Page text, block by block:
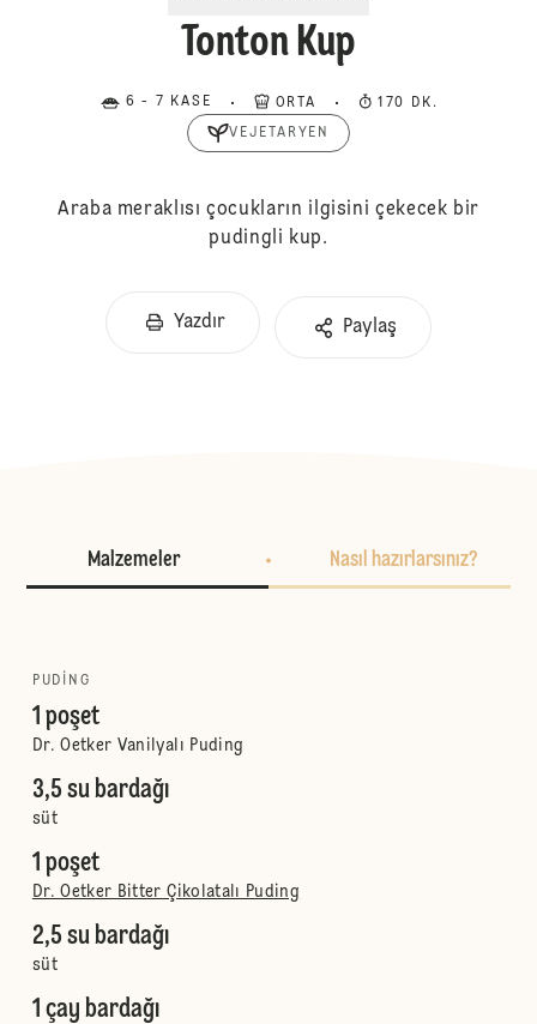
Tonton Kup
6 - 7 KASE ORTA 170 DK.
VEJETARYEN
Araba meraklısı çocukların ilgisini çekecek bir
pudingli kup.
Yazdır Paylaş
Malzemeler Nasıl hazırlarsınız?
PUDING
1 poşet
Dr. Oetker Vanilyalı Puding
3,5 su bardağı
süt
1 poşet
Dr. Oetker Bitter Çikolatalı Puding
2,5 su bardağı
süt
1 çay bardağı